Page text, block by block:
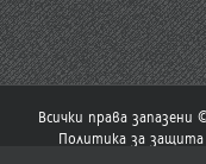
Всички права
Политика за защита